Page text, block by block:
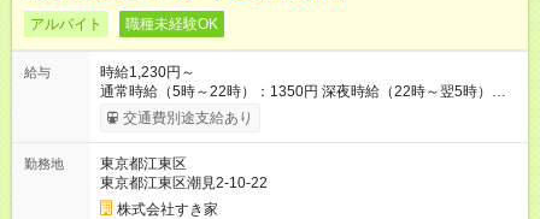
アルバイト 職種未経験OK
給与
時給1,230円～
通常時給（5時～22時）：1350円 深夜時給（22時～翌5時）：
1688円 高校生時給：1230円 【特別手当】早朝手当（5：00-9：
00）時給+150円 【試用期間】試用期間あり 試用期間の長さ：1
30日（※条件変更なし）ですが、切り上げで一ヶ月とさせてい
ただきます。 研修制度あり：15時間(研修中も同時給）
交通費別途支給あり
勤務地
東京都江東区
東京都江東区潮見2-10-22
株式会社すき家